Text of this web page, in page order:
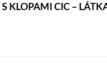
KLOPAMI CIC –